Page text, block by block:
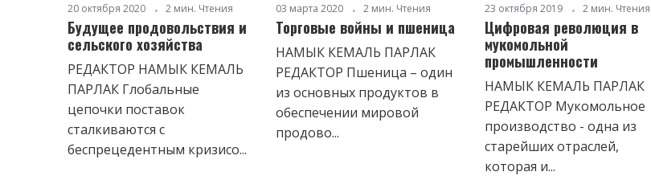
20 октября 2020 2 мин. Чтения
Будущее продовольствия и
сельского хозяйства
РЕДАКТОР НАМЫК КЕМАЛЬ
ПАРЛАК Глобальные
цепочки поставок
сталкиваются с
беспрецедентным кризисо...
03 марта 2020 2 мин. Чтения
Торговые войны и пшеница
НАМЫК КЕМАЛЬ ПАРЛАК
РЕДАКТОР Пшеница – один
из основных продуктов в
обеспечении мировой
продово...
23 октября 2019 2 мин. Чтения
Цифровая революция в
мукомольной
промышленности
НАМЫК КЕМАЛЬ ПАРЛАК
РЕДАКТОР Мукомольное
производство - одна из
старейших отраслей,
которая и...